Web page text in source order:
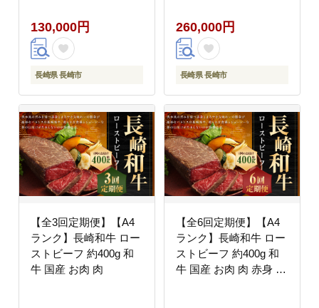
130,000円
長崎県 長崎市
260,000円
長崎県 長崎市
【全3回定期便】【A4
ランク】長崎和牛 ロー
ストビーフ 約400g 和
牛 国産 お肉 肉
【全6回定期便】【A4
ランク】長崎和牛 ロー
ストビーフ 約400g 和
牛 国産 お肉 肉 赤身 モ